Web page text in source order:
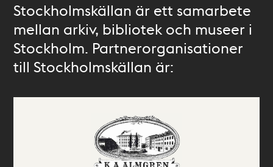
Stockholmskällan är ett samarbete
mellan arkiv, bibliotek och museer i
Stockholm. Partnerorganisationer
till Stockholmskällan är: